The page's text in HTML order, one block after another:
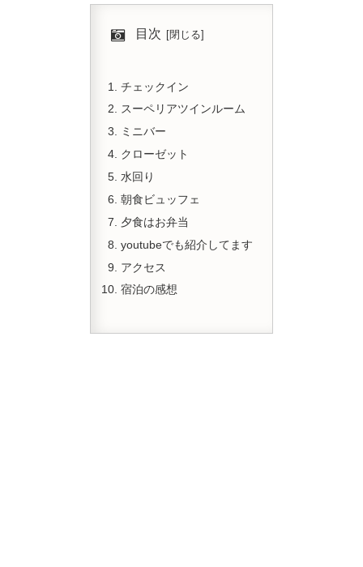
目次
チェックイン
スーペリアツインルーム
ミニバー
クローゼット
水回り
朝食ビュッフェ
夕食はお弁当
youtubeでも紹介してます
アクセス
宿泊の感想